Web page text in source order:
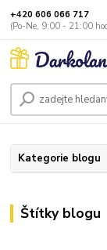
+420 606 066 717
(Po-Ne, 9:00 - 21:00
Kategorie blogu
Štítky blogu